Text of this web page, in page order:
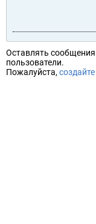
Оставлять
пользователи.
Пожалуйста,